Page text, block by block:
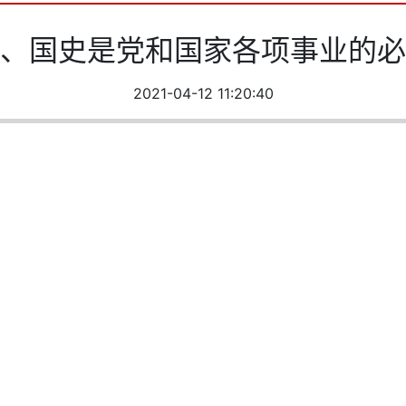
国史是党和国家各项事业的
2021-04-12 11:20:40